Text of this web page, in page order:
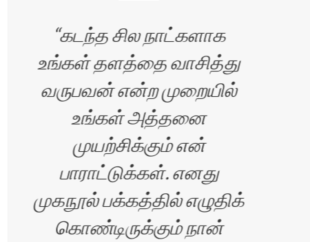
கடந்த சில நாட்களாக
உங்கள் தளத்தை வாசித்து
வருபவன் என்ற முறையில்
உங்கள் அத்தனை
முயற்சிக்கும் என்
பாராட்டுக்கள். எனது
முகநூல் பக்கத்தில் எழுதிக்
கொண்டிருக்கும் நான்